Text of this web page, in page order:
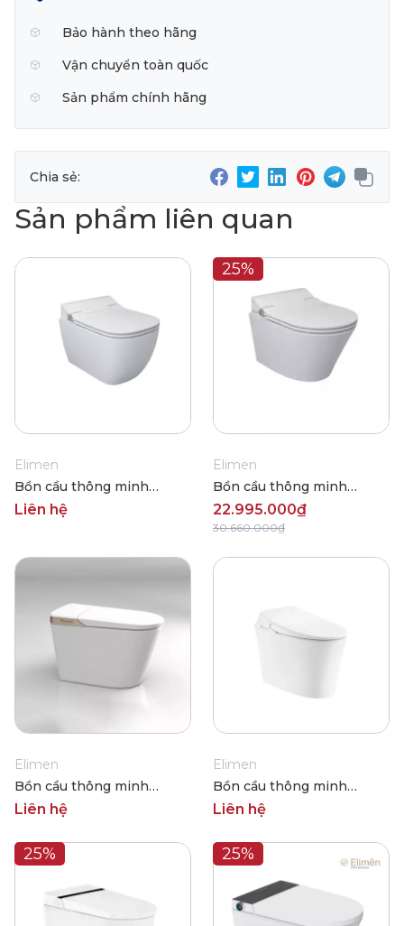
Bảo hành theo hãng
Vận chuyển toàn quốc
Sản phẩm chính hãng
Chia sẻ:
Sản phẩm liên quan
Elimen
Bồn cầu thông minh
Elimen CH10166FR
Liên hệ
25%
Elimen
Bồn cầu thông minh
Elimen CH1088FR
22.995.000₫
30.660.000₫
Elimen
Bồn cầu thông minh
Elimen CZ1027
Liên hệ
Elimen
Bồn cầu thông minh
Elimen CZ1016
Liên hệ
25% 25%